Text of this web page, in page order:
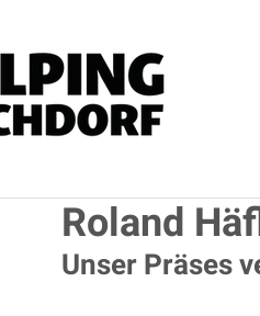
Roland
Unser Präses